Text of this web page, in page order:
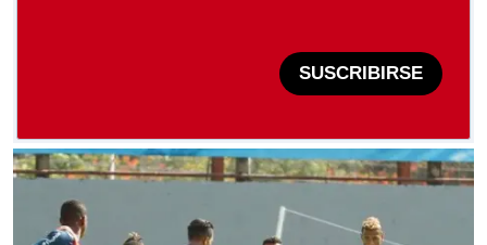
SUSCRIBIRSE